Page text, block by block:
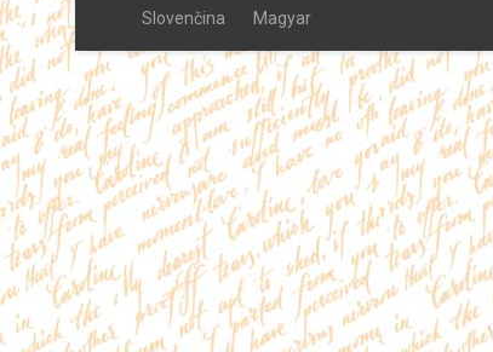
Slovenčina Magyar